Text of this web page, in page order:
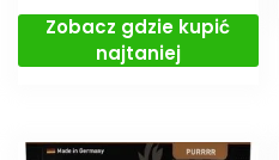
Zobacz gdzie kupić
najtaniej